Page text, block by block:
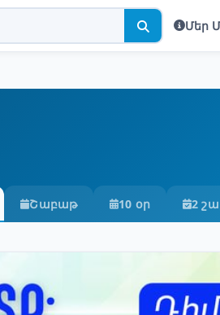
Մեր
Շաբաթ 10 օր 2